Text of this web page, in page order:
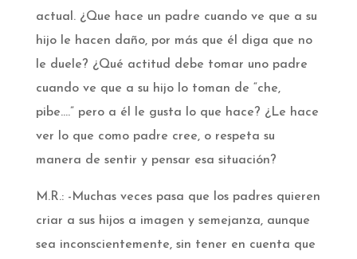
actual. ¿Que hace un padre cuando ve que a su
hijo le hacen daño, por más que él diga que no
le duele? ¿Qué actitud debe tomar uno padre
cuando ve que a su hijo lo toman de “che,
pibe….” pero a él le gusta lo que hace? ¿Le hace
ver lo que como padre cree, o respeta su
manera de sentir y pensar esa situación?
M.R.: -Muchas veces pasa que los padres quieren
criar a sus hijos a imagen y semejanza, aunque
sea inconscientemente, sin tener en cuenta que